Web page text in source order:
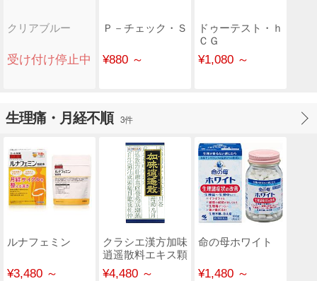
クリアブルー
受け付け停止中
Ｐ－チェック・Ｓ
¥880 ～
ドゥーテスト・ｈ
ＣＧ
¥1,080 ～
生理痛・月経不順 3件
ルナフェミン
¥3,480 ～
クラシエ漢方加味
逍遥散料エキス顆
粒
¥4,480 ～
命の母ホワイト
¥1,480 ～